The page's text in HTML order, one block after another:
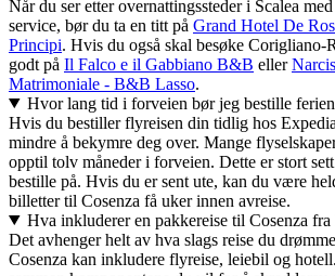
Når du ser etter overnattingssteder i Scalea
service, bør du ta en titt på Grand Hotel De
Principi. Hvis du også skal besøke Corigliano-
godt på Il Falco e il Gabbiano B&B eller
Matrimoniale - B&B Lasso.
Hvor lang tid i forveien bør jeg bestille
Hvis du bestiller flyreisen din tidlig hos
mindre å bekymre deg over. Mange
opptil tolv måneder i forveien. Dette er stort
bestille på. Hvis du er sent ute, kan du være
billetter til Cosenza få uker innen avreise.
Hva inkluderer en pakkereise til Cosenza fra
Det avhenger helt av hva slags reise du
Cosenza kan inkludere flyreise, leiebil og